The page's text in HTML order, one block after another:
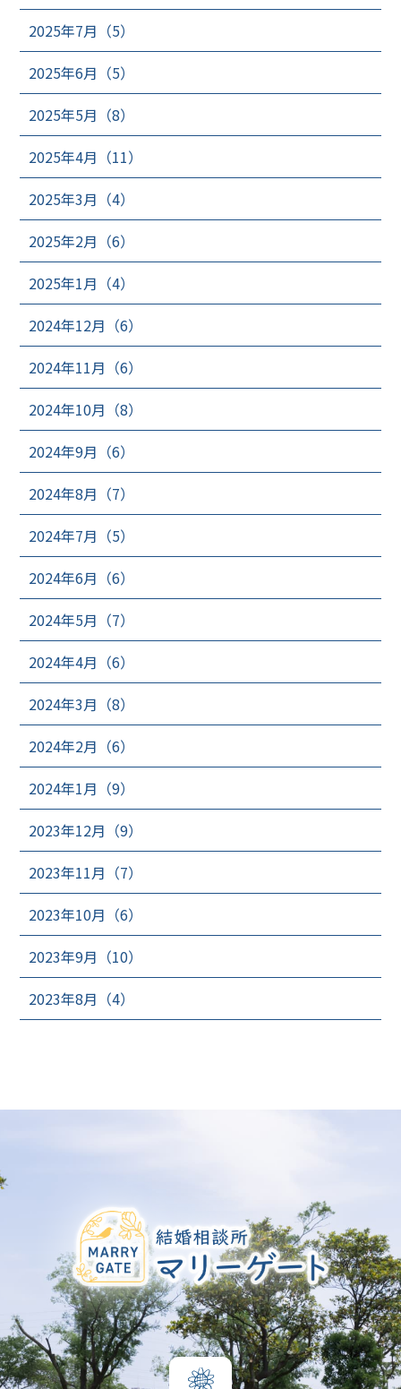
2025年7月（5）
2025年6月（5）
2025年5月（8）
2025年4月（11）
2025年3月（4）
2025年2月（6）
2025年1月（4）
2024年12月（6）
2024年11月（6）
2024年10月（8）
2024年9月（6）
2024年8月（7）
2024年7月（5）
2024年6月（6）
2024年5月（7）
2024年4月（6）
2024年3月（8）
2024年2月（6）
2024年1月（9）
2023年12月（9）
2023年11月（7）
2023年10月（6）
2023年9月（10）
2023年8月（4）